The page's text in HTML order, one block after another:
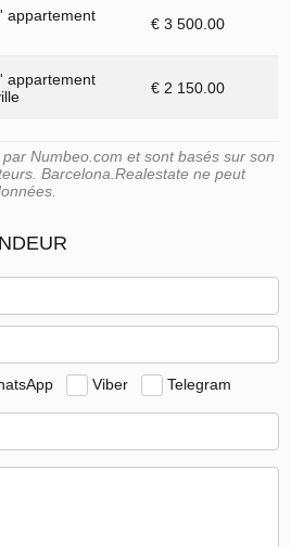
appartement
€ 3 500.00
appartement
€ 2 150.00
Numbeo.com et sont basés sur son
Barcelona.Realestate ne peut
Viber Telegram